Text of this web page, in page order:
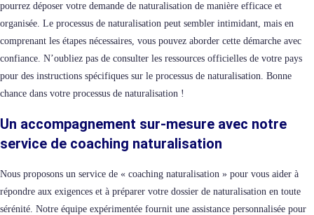
pourrez déposer votre demande de naturalisation de manière efficace et
organisée. Le processus de naturalisation peut sembler intimidant, mais en
comprenant les étapes nécessaires, vous pouvez aborder cette démarche avec
confiance. N’oubliez pas de consulter les ressources officielles de votre pays
pour des instructions spécifiques sur le processus de naturalisation. Bonne
chance dans votre processus de naturalisation !
Un accompagnement sur-mesure avec notre
service de coaching naturalisation
Nous proposons un service de « coaching naturalisation » pour vous aider à
répondre aux exigences et à préparer votre dossier de naturalisation en toute
sérénité. Notre équipe expérimentée fournit une assistance personnalisée pour